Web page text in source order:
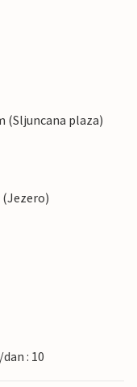
(Sljuncana plaza)
: 10